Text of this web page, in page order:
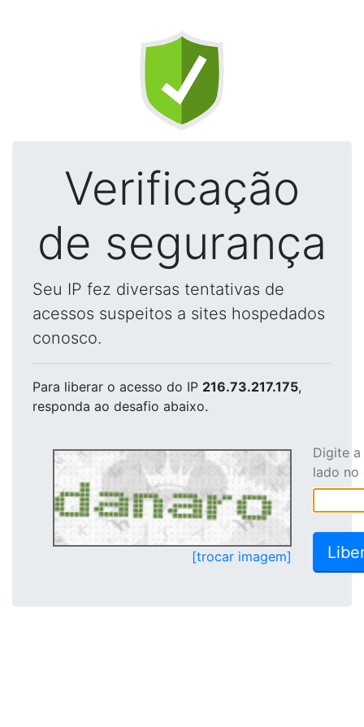
Verificação
de segurança
Seu IP fez diversas tentativas de
acessos suspeitos a sites hospedados
conosco.
Para liberar o acesso do IP 216.73.217.175,
responda ao desafio abaixo.
[trocar imagem]
Digite
lado no